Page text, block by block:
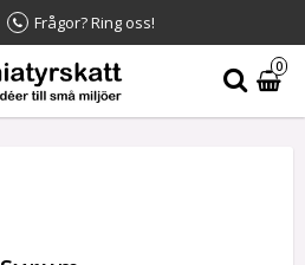
Frågor? Ring oss!
0